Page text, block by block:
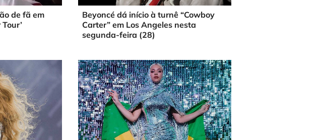
de fã em
Beyoncé dá início à turnê “Cowboy
Carter” em Los Angeles nesta
segunda-feira (28)